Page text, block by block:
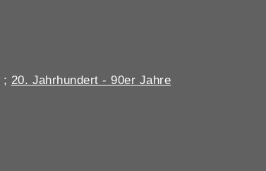
; 20. Jahrhundert - 90er Jahre